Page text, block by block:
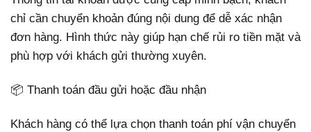
chỉ cần chuyển khoản đúng nội dung để dễ xác nhận
đơn hàng. Hình thức này giúp hạn chế rủi ro tiền mặt và
phù hợp với khách gửi thường xuyên.
📦 Thanh toán đầu gửi hoặc đầu nhận
Khách hàng có thể lựa chọn thanh toán phí vận chuyển